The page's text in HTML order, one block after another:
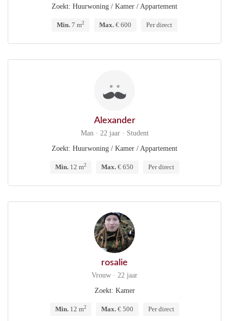
Zoekt: Huurwoning / Kamer / Appartement
Min. 7 m2 Max. € 600 Per direct
Alexander
Man · 22 jaar · Student
Zoekt: Huurwoning / Kamer / Appartement
Min.12 m2 Max.€ 650 Per direct
rosalie
Vrouw · 22 jaar
Zoekt: Kamer
Min.12 m2 Max.€ 500 Per direct